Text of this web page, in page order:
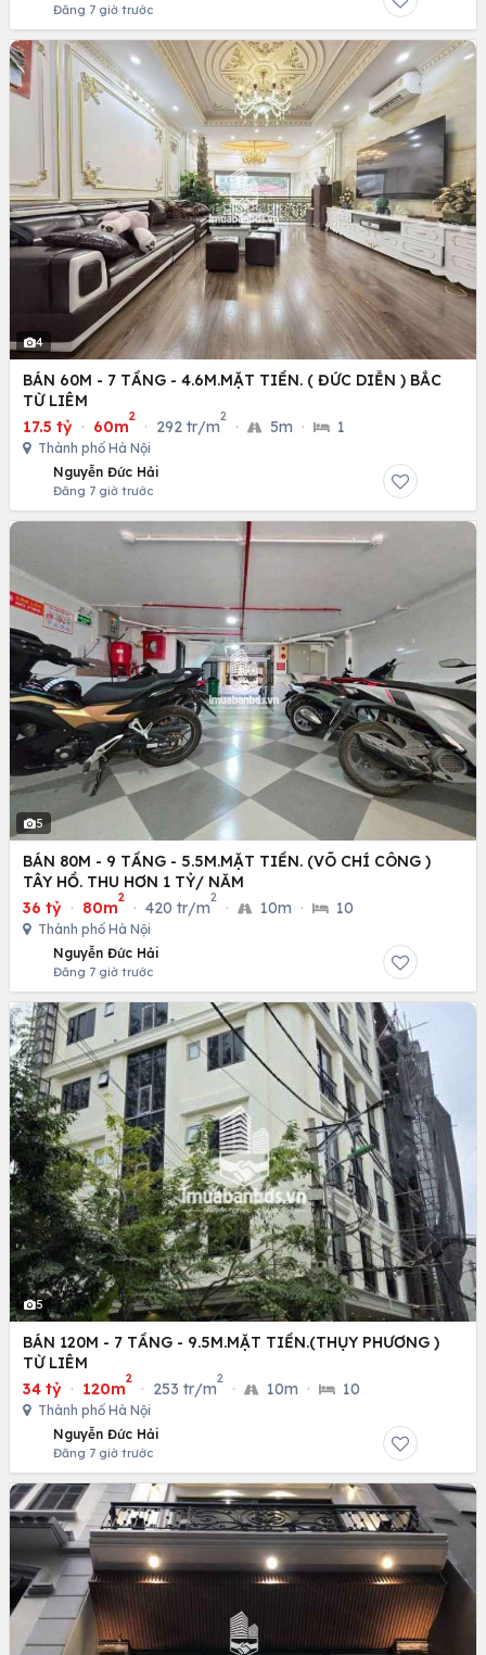
Đăng 7 giờ trước
4
BÁN 60M - 7 TẦNG - 4.6M.MẶT TIỀN. ( ĐỨC DIỄN ) BẮC
TỪ LIÊM
17.5 tỷ · 60m
2
· 292 tr/m
2
· 5m · 1
Thành phố Hà Nội
Nguyễn Đức Hải
Đăng 7 giờ trước
5
BÁN 80M - 9 TẦNG - 5.5M.MẶT TIỀN. (VÕ CHÍ CÔNG )
TÂY HỒ. THU HƠN 1 TỶ/ NĂM
36 tỷ · 80m
2
· 420 tr/m
2
· 10m · 10
Thành phố Hà Nội
Nguyễn Đức Hải
Đăng 7 giờ trước
5
BÁN 120M - 7 TẦNG - 9.5M.MẶT TIỀN.(THỤY PHƯƠNG )
TỪ LIÊM
34 tỷ · 120m
2
· 253 tr/m
2
· 10m · 10
Thành phố Hà Nội
Nguyễn Đức Hải
Đăng 7 giờ trước